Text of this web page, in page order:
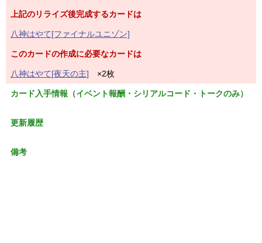
上記のリライズ後完成するカードは
八神はやて[ファイナルユニゾン]
このカードの作成に必要なカードは
八神はやて[夜天の主] ×2枚
カード入手情報（イベント報酬・シリアルコード・トークのみ）
更新履歴
備考